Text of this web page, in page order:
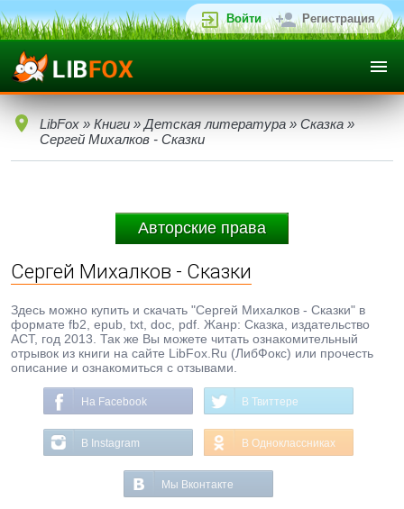
Войти Регистрация
LibFox » Книги » Детская литература » Сказка »
Сергей Михалков - Сказки
Авторские права
Сергей Михалков - Сказки
Здесь можно купить и скачать "Сергей Михалков - Сказки" в
формате fb2, epub, txt, doc, pdf. Жанр: Сказка, издательство
АСТ, год 2013. Так же Вы можете читать ознакомительный
отрывок из книги на сайте LibFox.Ru (ЛибФокс) или прочесть
описание и ознакомиться с отзывами.
На Facebook В Твиттере
В Instagram В Одноклассниках
Мы Вконтакте